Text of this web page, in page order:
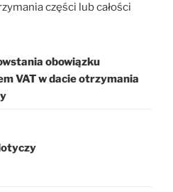
części lub całości
obowiązku
VATw dacie otrzymania